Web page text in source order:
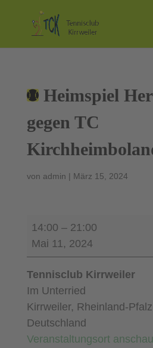
Heimspiel
gegen TC
von admin | März 15, 2024
Heimspiel
Herren
40/2
gegen
TC
Kirchheimbolanden
1
14:00 – 21:00
Mai 11, 2024
Tennisclub Kirrweiler
Im Unterried
Kirrweiler, Rheinland-Pfalz
Deutschland
Veranstaltungsort